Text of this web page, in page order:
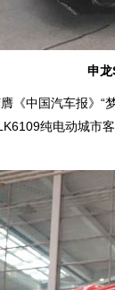
申
中国汽车报》
纯电动城